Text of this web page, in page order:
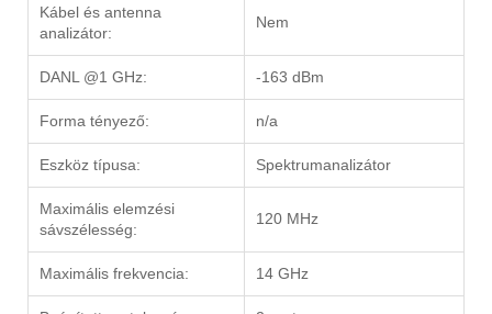
Kábel és antenna
analizátor:
Nem
DANL @1 GHz: -163 dBm
Forma tényező: n/a
Eszköz típusa: Spektrumanalizátor
Maximális elemzési
sávszélesség:
120 MHz
Maximális frekvencia: 14 GHz